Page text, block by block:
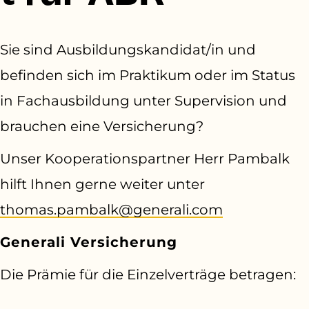
Sie sind Ausbildungskandidat/in und
befinden sich im Praktikum oder im Status
in Fachausbildung unter Supervision und
brauchen eine Versicherung?
Unser Kooperationspartner Herr Pambalk
hilft Ihnen gerne weiter unter
thomas.pambalk@generali.com
Generali Versicherung
Die Prämie für die Einzelverträge betragen: